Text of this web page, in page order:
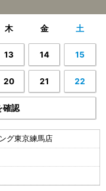
木 金 土
13 14 15
20 21 22
確認
グ東京練馬店